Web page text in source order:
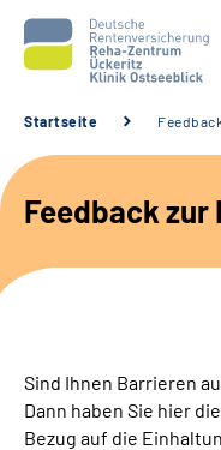
Unsere Klinik
Unsere Angebote
Sozialdienste &
Startseite
Feedback
Sind Ihnen Barrieren
Dann haben Sie hier
Bezug auf die